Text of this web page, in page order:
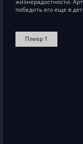
жизнерадостности.
победить его еще в
Плеер 1